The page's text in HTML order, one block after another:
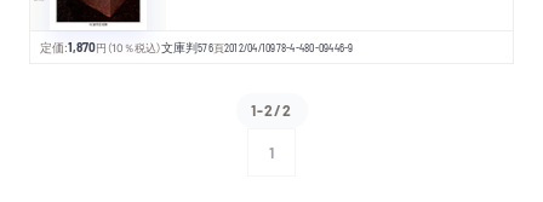
定価:1,870円 （10％税込）文庫判576頁2012/04/10978-4-480-09446-9
1-2/2
1